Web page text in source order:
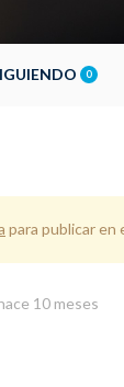
0
para publicar en
10 meses